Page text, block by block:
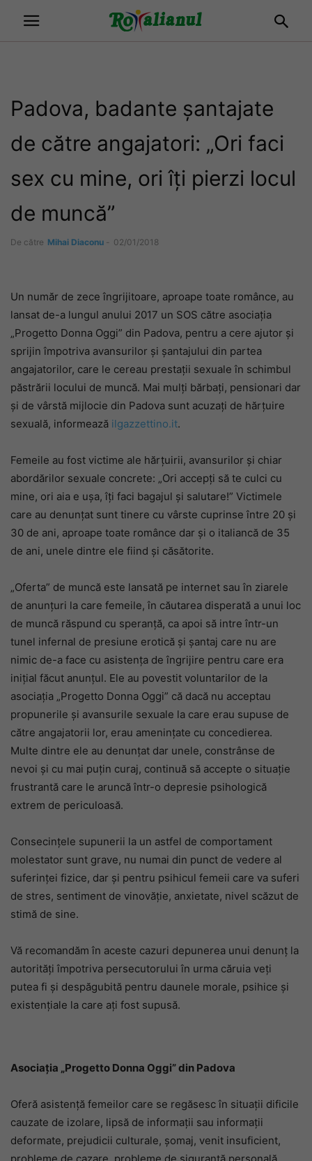
Padova, badante șantajate
de către angajatori: „Ori faci
sex cu mine, ori îți pierzi locul
de muncă”
De către Mihai Diaconu - 02/01/2018
Un număr de zece îngrijitoare, aproape toate românce, au
lansat de-a lungul anului 2017 un SOS către asociația
„Progetto Donna Oggi” din Padova, pentru a cere ajutor și
sprijin împotriva avansurilor și șantajului din partea
angajatorilor, care le cereau prestații sexuale în schimbul
păstrării locului de muncă. Mai mulți bărbați, pensionari dar
și de vârstă mijlocie din Padova sunt acuzați de hărțuire
sexuală, informează ilgazzettino.it.
Femeile au fost victime ale hărțuirii, avansurilor și chiar
abordărilor sexuale concrete: „Ori accepți să te culci cu
mine, ori aia e ușa, îți faci bagajul și salutare!” Victimele
care au denunțat sunt tinere cu vârste cuprinse între 20 și
30 de ani, aproape toate românce dar și o italiancă de 35
de ani, unele dintre ele fiind și căsătorite.
„Oferta” de muncă este lansată pe internet sau în ziarele
de anunțuri la care femeile, în căutarea disperată a unui loc
de muncă răspund cu speranță, ca apoi să intre într-un
tunel infernal de presiune erotică și șantaj care nu are
nimic de-a face cu asistența de îngrijire pentru care era
inițial făcut anunțul. Ele au povestit voluntarilor de la
asociația „Progetto Donna Oggi” că dacă nu acceptau
propunerile și avansurile sexuale la care erau supuse de
către angajatorii lor, erau amenințate cu concedierea.
Multe dintre ele au denunțat dar unele, constrânse de
nevoi și cu mai puțin curaj, continuă să accepte o situație
frustrantă care le aruncă într-o depresie psihologică
extrem de periculoasă.
Consecințele supunerii la un astfel de comportament
molestator sunt grave, nu numai din punct de vedere al
suferinței fizice, dar și pentru psihicul femeii care va suferi
de stres, sentiment de vinovăție, anxietate, nivel scăzut de
stimă de sine.
Vă recomandăm în aceste cazuri depunerea unui denunț la
autorități împotriva persecutorului în urma căruia veți
putea fi și despăgubită pentru daunele morale, psihice și
existențiale la care ați fost supusă.
Asociația „Progetto Donna Oggi” din Padova
Oferă asistență femeilor care se regăsesc în situații dificile
cauzate de izolare, lipsă de informații sau informații
deformate, prejudicii culturale, șomaj, venit insuficient,